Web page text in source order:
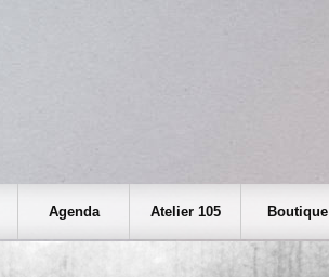
Agenda Atelier 105 Boutique